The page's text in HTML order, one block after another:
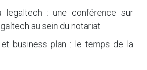
legaltech : une conférence sur
au sein du notariat
et business plan : le temps de la